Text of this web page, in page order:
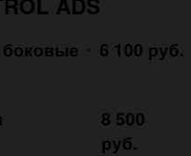
боковые 6 100 руб.
8 500
руб.